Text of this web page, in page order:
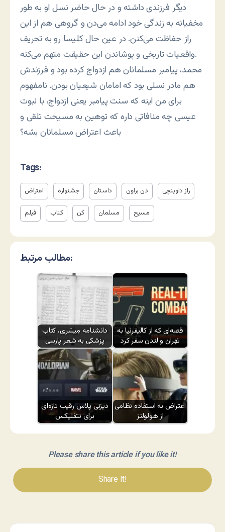
دیگر فرزندی داشته و در حال حاضر نسل او به طور
مخفیانه به زندگی خود ادامه می‌دن و گروهی هم از این
راز حفاظت می‌کنن. در عین حال کلیسا رو به تحریف
واقعیات تاریخی و پوشاندن این حقیقت متهم می‌کنه.
محمد، پیامبر مسلمانان هم ازدواج کرده بود و فرزندش
هم مادر نسلی بود که امامان شیعیان بودن. نامفهوم
برای من اینه که سنت پیامبر یعنی ازدواج، با نبوت
عیسی چه منافاتی داره که توهین به مسیحت تلقی و
باعث اعتراض مسلمانان بشه؟
Tags:
اعتراض جشنواره داستان دن براون راز داوینچی
فیلم کتاب کن مسلمان مسیح
مطالب مرتبط:
دانشنامه مِیسَری، کتاب
پزشکی به شعر پارسی
قصه‌ای که از کالیفرنیا به
تهران و لندن سفر کرد
دیزنی پلاس رقیب تازه‌ای
برای نتفلیکس
اعتراض به استفاده نظامی
از هولولنز
Please share this article if you like it!
Share It!